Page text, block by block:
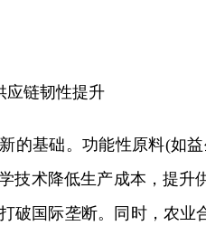
应链韧性提升
的基础。功能性原料(如
技术降低生产成本，提
破国际垄断。同时，农业